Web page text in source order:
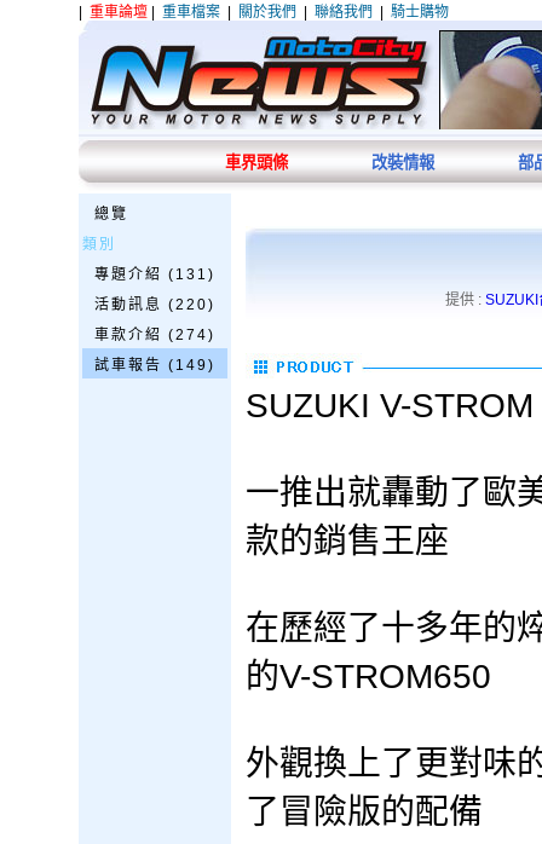
重車論壇 重車檔案 關於我們 聯絡我們 騎士購物
車界頭條 改裝情報 部
總覽
類別
專題介紹 (131)
活動訊息 (220)
車款介紹 (274)
試車報告 (149)
提供 : SUZUKI
SUZUKI V-
一推出就轟動了歐
款的銷售王座
在歷經了十多年的
的V-STROM650
外觀換上了更對味
了冒險版的配備